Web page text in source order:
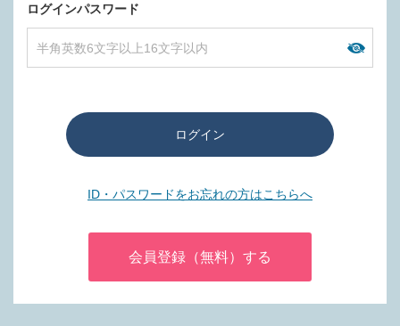
ログインパスワード
ログイン
ID・パスワードをお忘れの方はこちらへ
会員登録（無料）する